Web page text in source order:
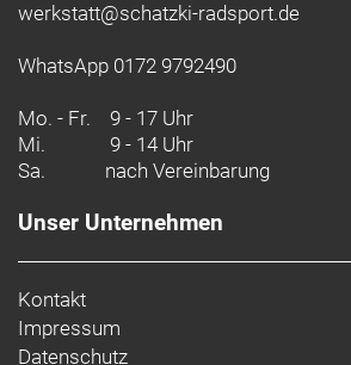
werkstatt@schatzki-radsport.de
WhatsApp 0172 9792490
Mo. - Fr. 9 - 17 Uhr
Mi.
9 - 14 Uhr
Sa.
nach Vereinbarung
Unser Unternehmen
Kontakt
Impressum
Datenschutz